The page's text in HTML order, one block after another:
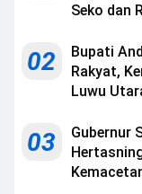
Seko dan
02
Bupati
Rakyat,
Luwu
03
Gubernur